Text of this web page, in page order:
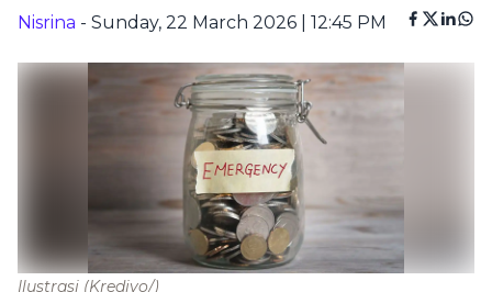
Nisrina - Sunday, 22 March 2026 | 12:45 PM
Ilustrasi (Kredivo/)